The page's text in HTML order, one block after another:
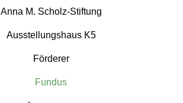
Anna M. Scholz-Stiftung
Ausstellungshaus K5
Förderer
Fundus